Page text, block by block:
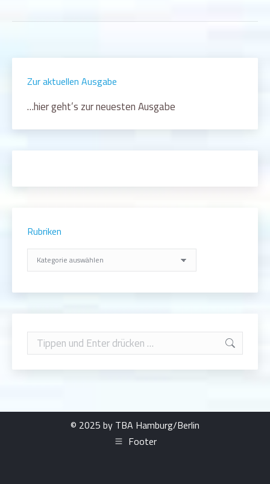
Zur aktuellen Ausgabe
…hier geht’s zur neuesten Ausgabe
Rubriken
Rubriken
Search:
© 2025 by TBA Hamburg/Berlin
Footer